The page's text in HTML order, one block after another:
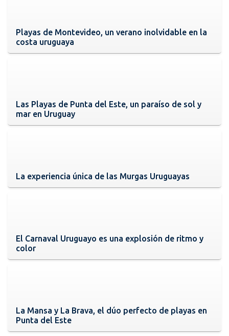
Playas de Montevideo, un verano inolvidable en la
costa uruguaya
Las Playas de Punta del Este, un paraíso de sol y
mar en Uruguay
La experiencia única de las Murgas Uruguayas
El Carnaval Uruguayo es una explosión de ritmo y
color
La Mansa y La Brava, el dúo perfecto de playas en
Punta del Este